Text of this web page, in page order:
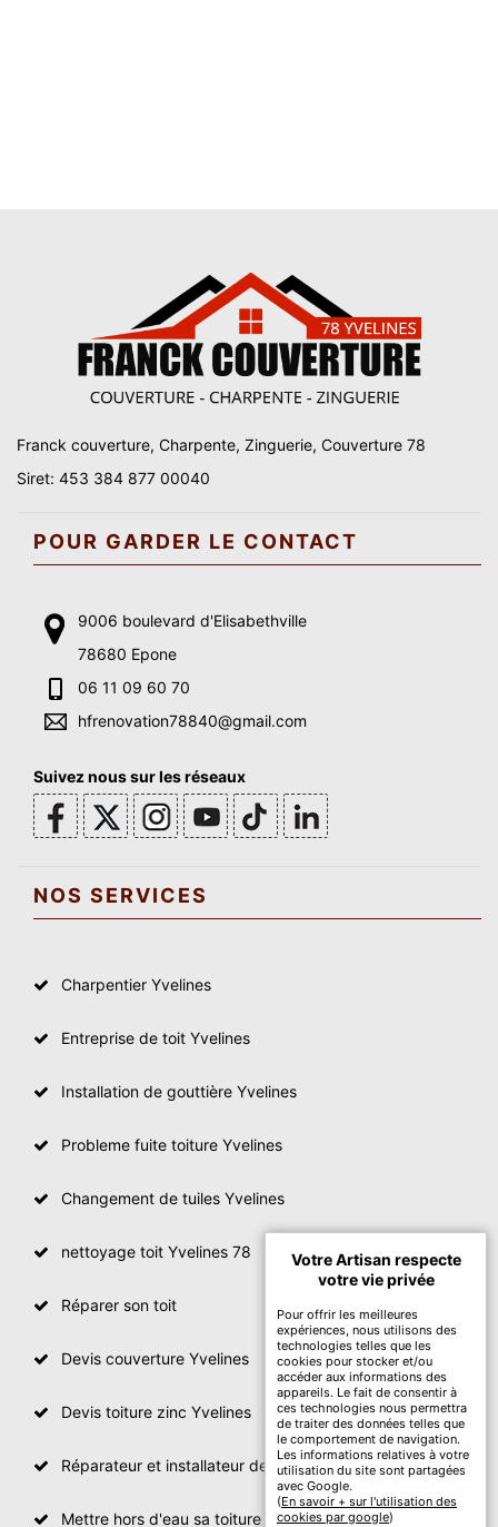
Franck couverture, Charpente, Zinguerie, Couverture 78
Siret: 453 384 877 00040
POUR GARDER LE CONTACT
9006 boulevard d'Elisabethville
78680 Epone
06 11 09 60 70
hfrenovation78840@gmail.com
Suivez nous sur les réseaux
NOS SERVICES
Charpentier Yvelines
Entreprise de toit Yvelines
Installation de gouttière Yvelines
Probleme fuite toiture Yvelines
Changement de tuiles Yvelines
nettoyage toit Yvelines 78
Réparer son toit
Devis couverture Yvelines
Devis toiture zinc Yvelines
Réparateur et installateur de fenetre de toit Yvelines
Mettre hors d'eau sa toiture Yvelines
Votre Artisan respecte
votre vie privée
Pour offrir les meilleures
expériences, nous utilisons des
technologies telles que les
cookies pour stocker et/ou
accéder aux informations des
appareils. Le fait de consentir à
ces technologies nous permettra
de traiter des données telles que
le comportement de navigation.
Les informations relatives à votre
utilisation du site sont partagées
avec Google.
(En savoir + sur l'utilisation des
cookies par google)